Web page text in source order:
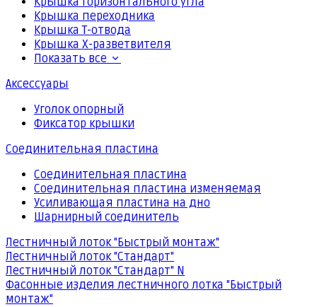
Крышка переходника
Крышка Т-отвода
Крышка Х-разветвителя
Показать все
Аксессуары
Уголок опорный
Фиксатор крышки
Соединительная пластина
Соединительная пластина
Соединительная пластина изменяемая
Усиливающая пластина на дно
Шарнирный соединитель
Лестничный лоток "Быстрый монтаж"
Лестничный лоток "Стандарт"
Лестничный лоток "Стандарт" N
Фасонные изделия лестничного лотка "Быстрый
монтаж"